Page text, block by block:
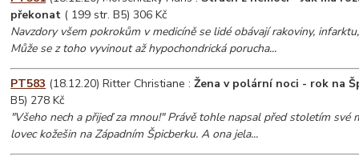
překonat ( 199 str. B5) 306 Kč
Navzdory všem pokrokům v medicíně se lidé obávají rakoviny,
Může se z toho vyvinout až hypochondrická porucha...
PT583 (18.12.20) Ritter Christiane :Žena v polární noci - rok na
B5) 278 Kč
"Všeho nech a přijeď za mnou!" Právě tohle napsal před stoletím své
lovec kožešin na Západním Špicberku. A ona jela...